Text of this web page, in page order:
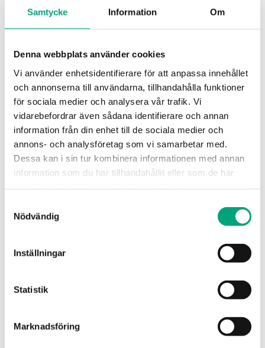
Samtycke Information Om
Denna webbplats använder cookies
Vi använder enhetsidentifierare för att anpassa innehållet
och annonserna till användarna, tillhandahålla funktioner
för sociala medier och analysera vår trafik. Vi
vidarebefordrar även sådana identifierare och annan
information från din enhet till de sociala medier och
annons- och analysföretag som vi samarbetar med.
Dessa kan i sin tur kombinera informationen med annan
information som du har tillhandahållit eller som de har
Nödvändig
Inställningar
Statistik
Marknadsföring
installationsföretaget inom HVAC har arbetat med
Regins produkter under flera år och är väl bekant
direkt att det var en stark efterträdare till
Regio Midi-regulatorn, som vi har
installerat flitigt i våra projekt under
många år”, säger Henk.
Redan under testperioden upplevde han Regio
RCX som en stabil produkt med tydlig
”Regio RCX har överträffat mina
förväntningar. Ju mer man använder
användningsområden upptäcker man.
kunder uppskattar den genomtänkta
designen, som gör att produkten smälter
säger Henk.